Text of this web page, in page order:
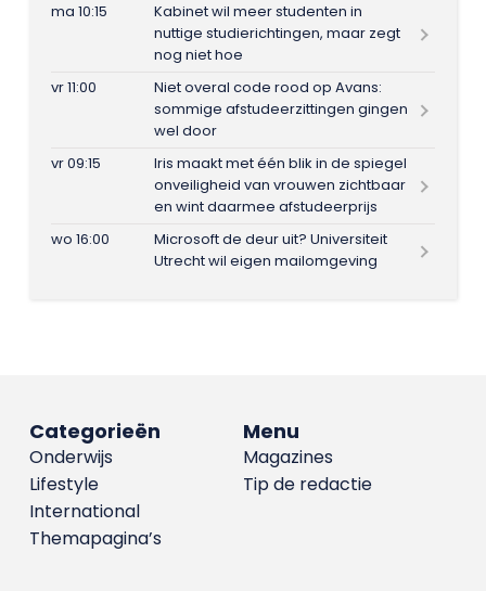
ma 10:15
Kabinet wil meer studenten in
nuttige studierichtingen, maar zegt
nog niet hoe
vr 11:00
Niet overal code rood op Avans:
sommige afstudeerzittingen gingen
wel door
vr 09:15
Iris maakt met één blik in de spiegel
onveiligheid van vrouwen zichtbaar
en wint daarmee afstudeerprijs
wo 16:00
Microsoft de deur uit? Universiteit
Utrecht wil eigen mailomgeving
Menu
Magazines
Tip de redactie
Categorieën
Onderwijs
Lifestyle
International
Themapagina’s